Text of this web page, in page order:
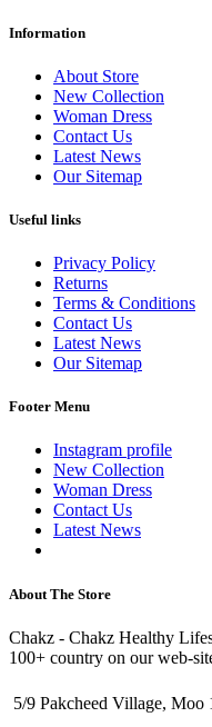
Information
About Store
New Collection
Woman Dress
Contact Us
Latest News
Our Sitemap
Useful links
Privacy Policy
Returns
Terms & Conditions
Contact Us
Latest News
Our Sitemap
Footer Menu
Instagram profile
New Collection
Woman Dress
Contact Us
Latest News
About The Store
Chakz - Chakz Healthy
100+ country on our web-
5/9 Pakcheed Village,